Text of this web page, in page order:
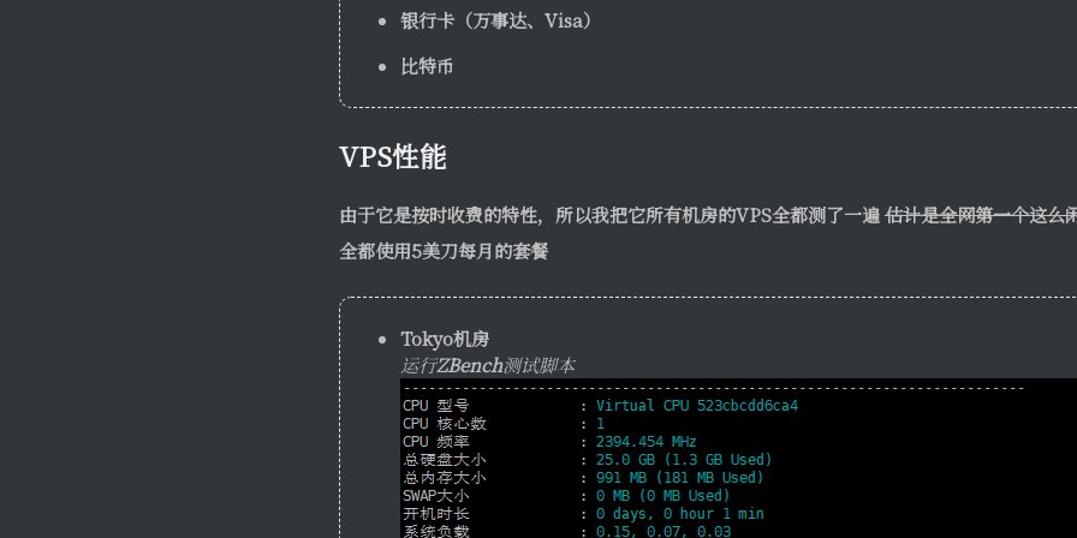
银行卡（万事达、Visa）
比特币
VPS性能
由于它是按时收费的特性，所以我把它所有机房的VPS全都测了一遍估计是全网第一个这么
全都使用5美刀每月的套餐
Tokyo机房
运行ZBench测试脚本